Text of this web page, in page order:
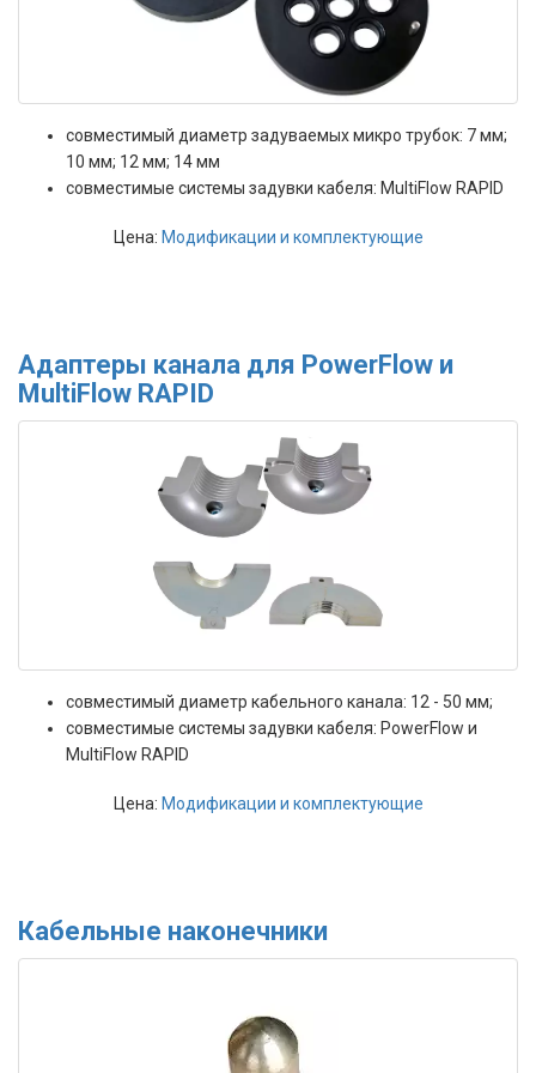
совместимый диаметр задуваемых микро трубок: 7 мм;
10 мм; 12 мм; 14 мм
совместимые системы задувки кабеля: MultiFlow RAPID
Цена: Модификации и комплектующие
Адаптеры канала для PowerFlow и
MultiFlow RAPID
совместимый диаметр кабельного канала: 12 - 50 мм;
совместимые системы задувки кабеля: PowerFlow и
MultiFlow RAPID
Цена: Модификации и комплектующие
Кабельные наконечники